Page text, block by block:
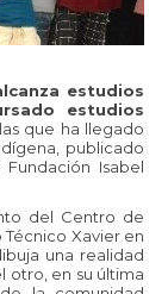
estudios
estudios
que ha llegado
publicado
Isabel
del Centro de
Xavier en
una realidad
otro, en su última